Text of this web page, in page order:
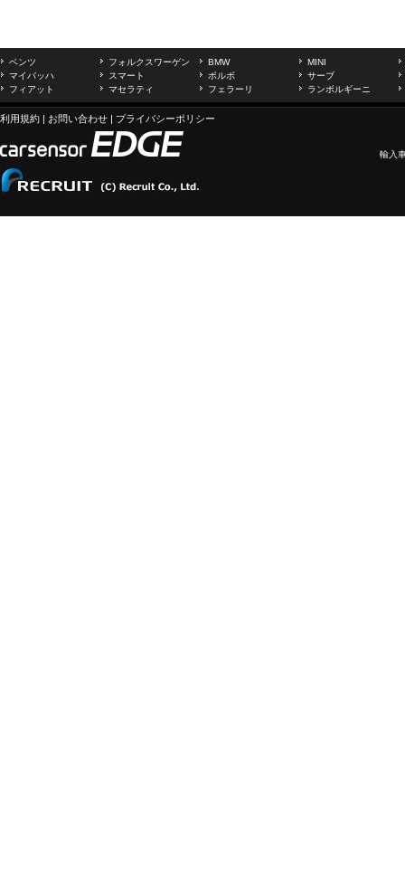
ベンツ フォルクスワーゲン BMW
MINI
マイバッハ
スマート ボルボ
サーブ
フィアット
マセラティ フェラーリ ランボルギーニ
利用規約 | お問い合わせ | プライバシーポリシー
輸入